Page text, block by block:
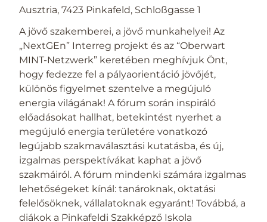
Ausztria, 7423 Pinkafeld, Schloßgasse 1
A jövő szakemberei, a jövő munkahelyei! Az
„NextGEn” Interreg projekt és az “Oberwart
MINT-Netzwerk” keretében meghívjuk Önt,
hogy fedezze fel a pályaorientáció jövőjét,
különös figyelmet szentelve a megújuló
energia világának! A fórum során inspiráló
előadásokat hallhat, betekintést nyerhet a
megújuló energia területére vonatkozó
legújabb szakmaválasztási kutatásba, és új,
izgalmas perspektívákat kaphat a jövő
szakmáiról. A fórum mindenki számára izgalmas
lehetőségeket kínál: tanároknak, oktatási
felelősöknek, vállalatoknak egyaránt! Továbbá, a
diákok a Pinkafeldi Szakképző Iskola